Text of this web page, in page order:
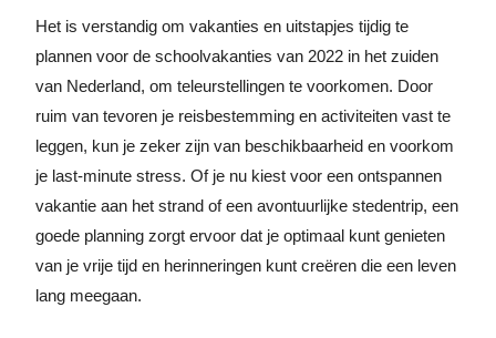
Het is verstandig om vakanties en uitstapjes tijdig te
plannen voor de schoolvakanties van 2022 in het zuiden
van Nederland, om teleurstellingen te voorkomen. Door
ruim van tevoren je reisbestemming en activiteiten vast te
leggen, kun je zeker zijn van beschikbaarheid en voorkom
je last-minute stress. Of je nu kiest voor een ontspannen
vakantie aan het strand of een avontuurlijke stedentrip, een
goede planning zorgt ervoor dat je optimaal kunt genieten
van je vrije tijd en herinneringen kunt creëren die een leven
lang meegaan.